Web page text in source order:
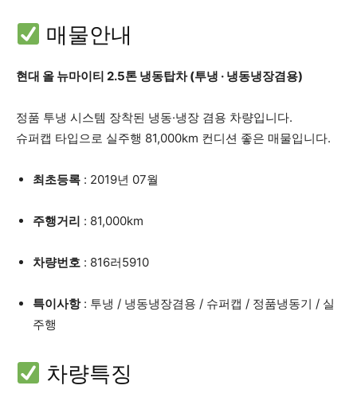
매물안내
현대 올 뉴마이티 2.5톤 냉동탑차 (투냉 · 냉동냉장겸용)
정품 투냉 시스템 장착된 냉동·냉장 겸용 차량입니다.
슈퍼캡 타입으로 실주행 81,000km 컨디션 좋은 매물입니다.
최초등록 : 2019년 07월
주행거리 : 81,000km
차량번호 : 816러5910
특이사항: 투냉 / 냉동냉장겸용 / 슈퍼캡 / 정품냉동기 / 실
주행
차량특징